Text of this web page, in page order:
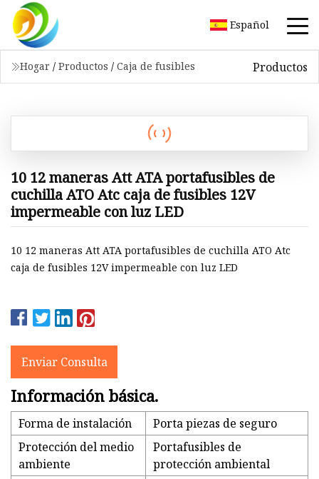
Español
Hogar / Productos / Caja de fusibles Productos
10 12 maneras Att ATA portafusibles de
cuchilla ATO Atc caja de fusibles 12V
impermeable con luz LED
10 12 maneras Att ATA portafusibles de cuchilla ATO Atc
caja de fusibles 12V impermeable con luz LED
Enviar Consulta
Información básica.
Forma de instalación
Porta piezas de seguro
Protección del medio
ambiente
Portafusibles de
protección ambiental